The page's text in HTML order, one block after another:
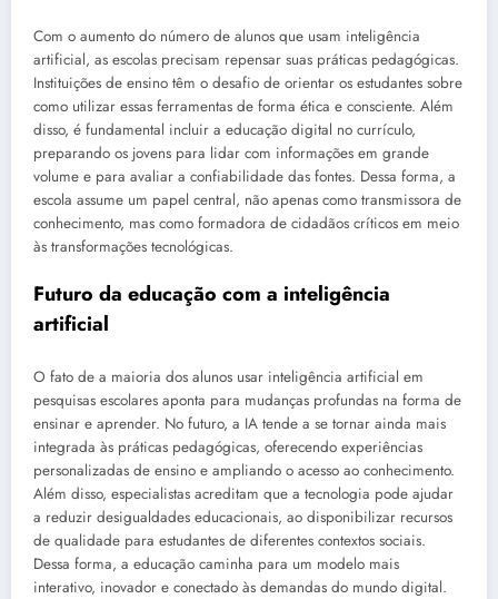
Com o aumento do número de alunos que usam inteligência
artificial, as escolas precisam repensar suas práticas pedagógicas.
Instituições de ensino têm o desafio de orientar os estudantes sobre
como utilizar essas ferramentas de forma ética e consciente. Além
disso, é fundamental incluir a educação digital no currículo,
preparando os jovens para lidar com informações em grande
volume e para avaliar a confiabilidade das fontes. Dessa forma, a
escola assume um papel central, não apenas como transmissora de
conhecimento, mas como formadora de cidadãos críticos em meio
às transformações tecnológicas.
Futuro da educação com a inteligência
artificial
O fato de a maioria dos alunos usar inteligência artificial em
pesquisas escolares aponta para mudanças profundas na forma de
ensinar e aprender. No futuro, a IA tende a se tornar ainda mais
integrada às práticas pedagógicas, oferecendo experiências
personalizadas de ensino e ampliando o acesso ao conhecimento.
Além disso, especialistas acreditam que a tecnologia pode ajudar
a reduzir desigualdades educacionais, ao disponibilizar recursos
de qualidade para estudantes de diferentes contextos sociais.
Dessa forma, a educação caminha para um modelo mais
interativo, inovador e conectado às demandas do mundo digital.